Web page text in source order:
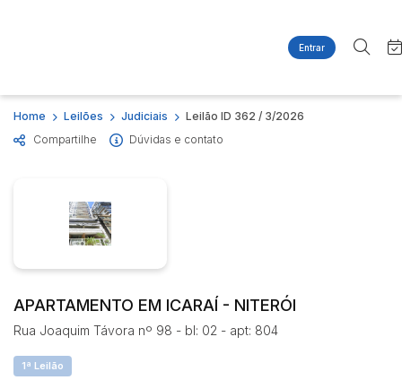
Entrar
Site
Agenda
Quem Somos
Busca por categoria
Imóveis
Ponto Comercial
Terreno
Busca por palavra-chave
Faixa de valor
Home Leilões Judiciais
Leilão ID 362 / 3/2026
Compartilhe
Dúvidas e contato
APARTAMENTO EM ICARAÍ - NITERÓI
Rua Joaquim Távora nº 98 - bl: 02 - apt: 804
1ª Leilão